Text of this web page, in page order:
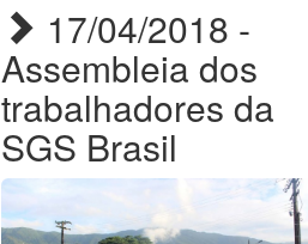
17/04/2018 -
Assembleia dos
trabalhadores da
SGS Brasil